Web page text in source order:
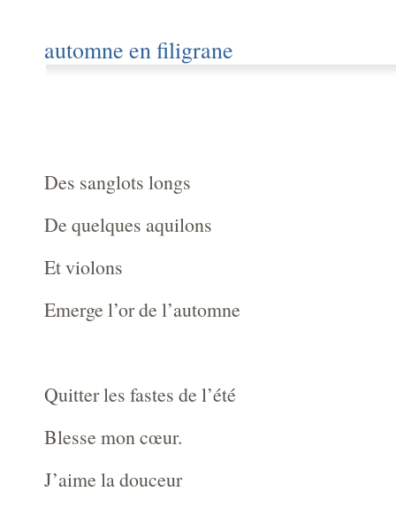
automne en filigrane
Des sanglots longs
De quelques aquilons
Et violons
Emerge l’or de l’automne
Quitter les fastes de l’été
Blesse mon cœur.
J’aime la douceur